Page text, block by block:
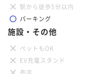
駅から徒歩5分以内
パーキング
施設・その他
ペットもOK
EV充電スタンド
売店